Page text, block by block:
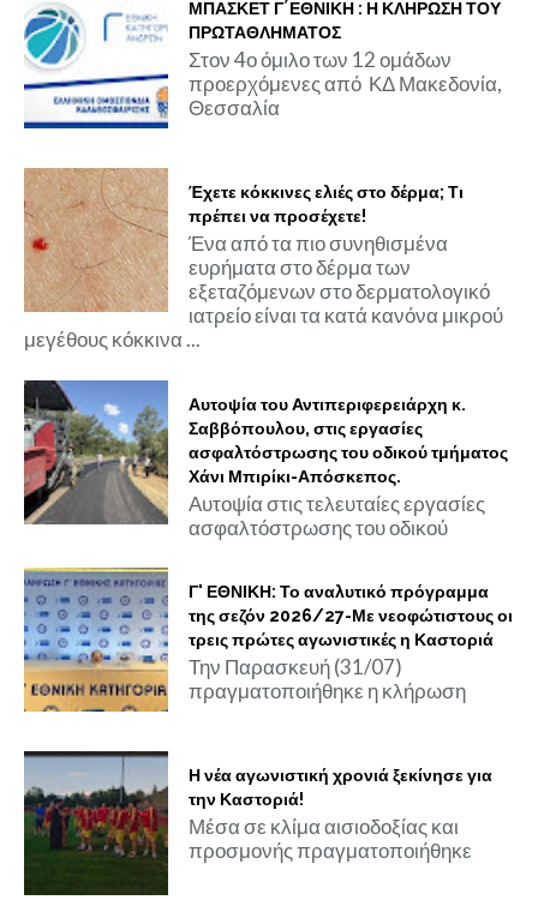
ΜΠΑΣΚΕΤ Γ΄ΕΘΝΙΚΗ : Η ΚΛΗΡΩΣΗ ΤΟΥ
ΠΡΩΤΑΘΛΗΜΑΤΟΣ
Στον 4ο όμιλο των 12 ομάδων
προερχόμενες από ΚΔ Μακεδονία,
Θεσσαλία
Έχετε κόκκινες ελιές στο δέρμα; Τι
πρέπει να προσέχετε!
Ένα από τα πιο συνηθισμένα
ευρήματα στο δέρμα των
εξεταζόμενων στο δερματολογικό
ιατρείο είναι τα κατά κανόνα μικρού
μεγέθους κόκκινα ...
Αυτοψία του Αντιπεριφερειάρχη κ.
Σαββόπουλου, στις εργασίες
ασφαλτόστρωσης του οδικού τμήματος
Χάνι Μπιρίκι-Απόσκεπος.
Αυτοψία στις τελευταίες εργασίες
ασφαλτόστρωσης του οδικού
Γ' ΕΘΝΙΚΗ: Το αναλυτικό πρόγραμμα
της σεζόν 2026/27-Με νεοφώτιστους οι
τρεις πρώτες αγωνιστικές η Καστοριά
Την Παρασκευή (31/07)
πραγματοποιήθηκε η κλήρωση
Η νέα αγωνιστική χρονιά ξεκίνησε για
την Καστοριά!
Μέσα σε κλίμα αισιοδοξίας και
προσμονής πραγματοποιήθηκε